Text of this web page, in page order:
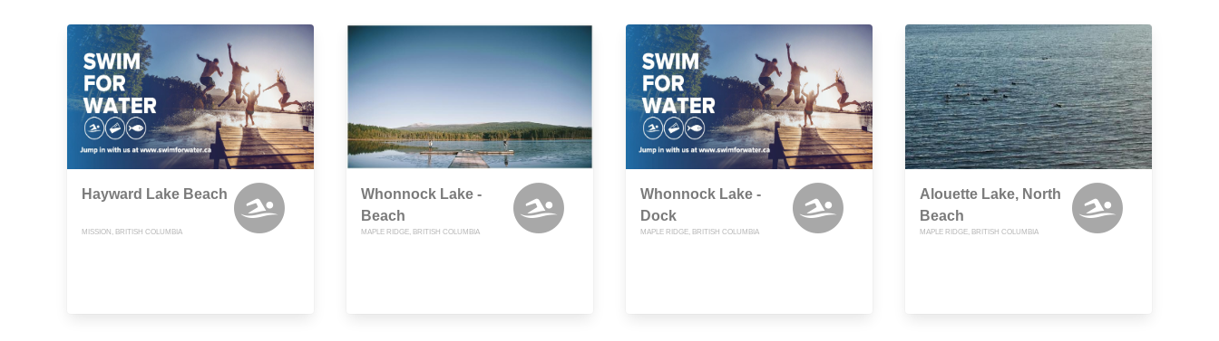
Hayward Lake Beach
MISSION, BRITISH COLUMBIA
Whonnock Lake -
Beach
MAPLE RIDGE, BRITISH COLUMBIA
Whonnock Lake -
Dock
MAPLE RIDGE, BRITISH COLUMBIA
Alouette Lake, North
Beach
MAPLE RIDGE, BRITISH COLUMBIA